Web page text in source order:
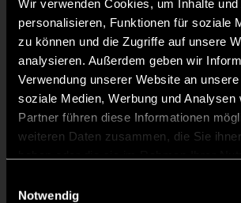
Wir verwenden Cookies, um Inhalte
personalisieren, Funktionen für soziale
zu können und die Zugriffe auf unsere
analysieren. Außerdem geben wir
Verwendung unserer Website an
soziale Medien, Werbung und Analysen
Partner führen diese Informationen
weiteren Daten zusammen, die Sie
Notwendig
30' GRÜNE KARTE
Reklamieren
MalteThomsen